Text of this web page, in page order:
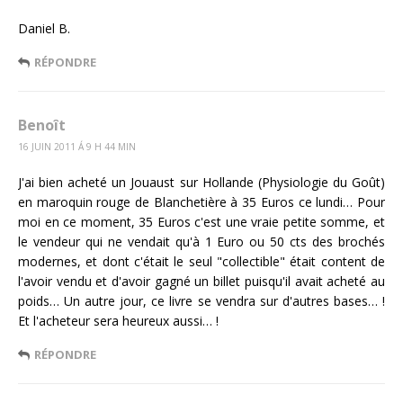
Daniel B.
RÉPONDRE
Benoît
16 JUIN 2011 Á 9 H 44 MIN
J'ai bien acheté un Jouaust sur Hollande (Physiologie du Goût)
en maroquin rouge de Blanchetière à 35 Euros ce lundi… Pour
moi en ce moment, 35 Euros c'est une vraie petite somme, et
le vendeur qui ne vendait qu'à 1 Euro ou 50 cts des brochés
modernes, et dont c'était le seul "collectible" était content de
l'avoir vendu et d'avoir gagné un billet puisqu'il avait acheté au
poids… Un autre jour, ce livre se vendra sur d'autres bases… !
Et l'acheteur sera heureux aussi… !
RÉPONDRE